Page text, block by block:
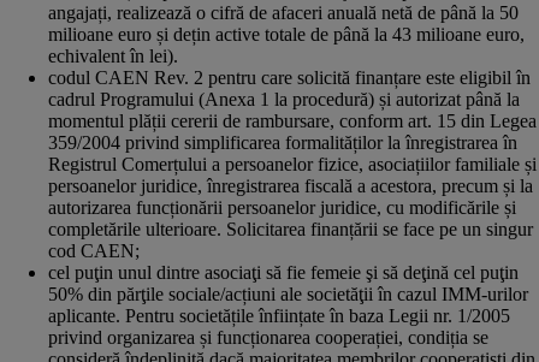
angajați, realizează o cifră de afaceri anuală netă de până la 50
milioane euro și dețin active totale de până la 43 milioane euro,
echivalent în lei).
codul CAEN Rev. 2 pentru care solicită finanțare este eligibil în
cadrul Programului (Anexa 1 la procedură) și autorizat până la
momentul plății cererii de rambursare, conform art. 15 din Legea
359/2004 privind simplificarea formalităților la înregistrarea în
Registrul Comerțului a persoanelor fizice, asociațiilor familiale și
persoanelor juridice, înregistrarea fiscală a acestora, precum și la
autorizarea funcționării persoanelor juridice, cu modificările și
completările ulterioare. Solicitarea finanțării se face pe un singur
cod CAEN;
cel puţin unul dintre asociaţi să fie femeie şi să deţină cel puţin
50% din părţile sociale/acțiuni ale societăţii în cazul IMM-urilor
aplicante. Pentru societățile înființate în baza Legii nr. 1/2005
privind organizarea și funcționarea cooperației, condiția se